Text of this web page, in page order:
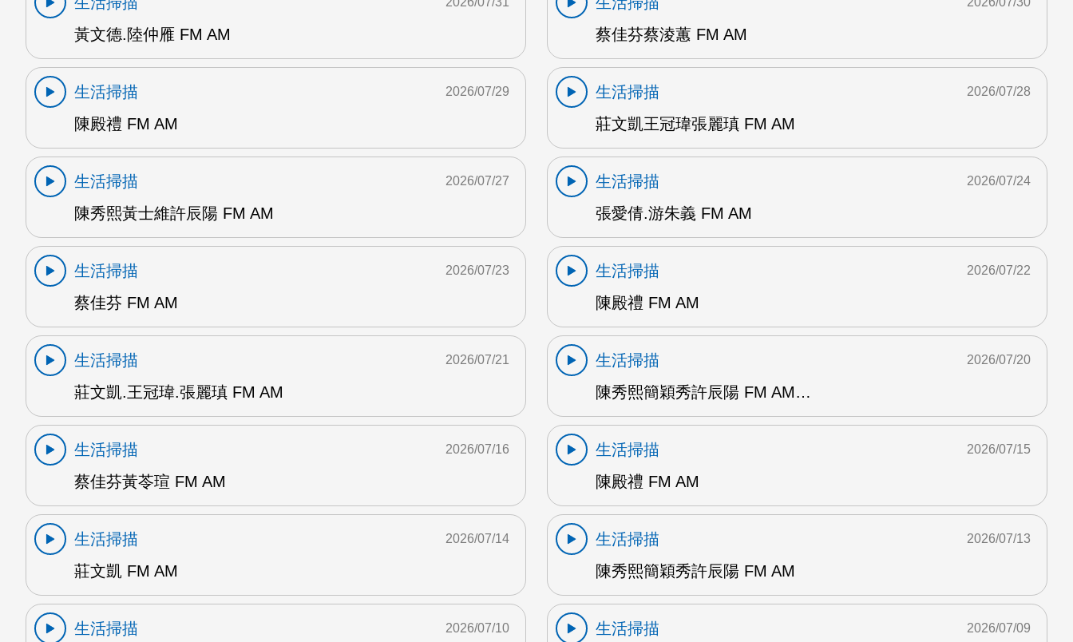
黃文德.陸仲雁 FM AM
蔡佳芬蔡淩蕙 FM AM
生活掃描
陳殿禮 FM AM
2026/07/29
生活掃描
莊文凱王冠瑋張麗瑱 FM AM
2026/07/28
生活掃描
陳秀熙黃士維許辰陽 FM AM
2026/07/27
生活掃描
張愛倩.游朱義 FM AM
2026/07/24
生活掃描
蔡佳芬 FM AM
2026/07/23
生活掃描
陳殿禮 FM AM
2026/07/22
生活掃描
莊文凱.王冠瑋.張麗瑱 FM AM
2026/07/21
生活掃描
陳秀熙簡穎秀許辰陽 FM AM…
2026/07/20
生活掃描
蔡佳芬黃苓瑄 FM AM
2026/07/16
生活掃描
陳殿禮 FM AM
2026/07/15
生活掃描
莊文凱 FM AM
2026/07/14
生活掃描
陳秀熙簡穎秀許辰陽 FM AM
2026/07/13
生活掃描
2026/07/10
生活掃描
2026/07/09